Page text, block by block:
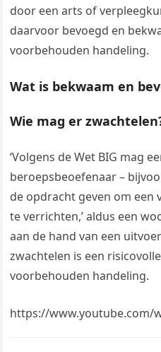
door een arts of
daarvoor bevoegd en
voorbehouden handeling.
Wat is bekwaam en
Wie mag er
‘Volgens de Wet BIG mag
beroepsbeoefenaar –
de opdracht geven om
te verrichten,’ aldus een
aan de hand van een
zwachtelen is een
voorbehouden handeling.
https://www.youtube.com/